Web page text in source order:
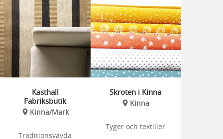
Kasthall
Fabriksbutik
Kinna/Mark
Traditionsvävda
Skroten i Kinna
Kinna
Tyger och textilier